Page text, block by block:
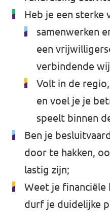
Heb je een sterke
samenwerken
een
verbindende
Volt in de
en voel je je
speelt binnen
Ben je
door te hakken,
lastig zijn;
Weet je financiële
durf je duidelijke